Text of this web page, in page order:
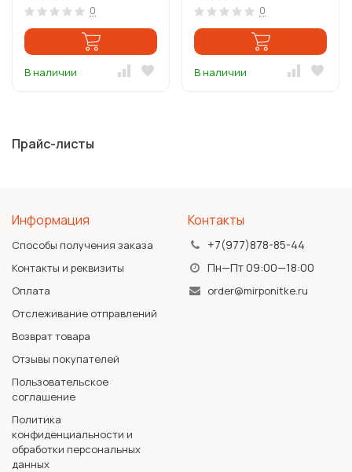
0
В наличии
0
В наличии
Прайс-листы
Информация
Способы получения заказа
Контакты и реквизиты
Оплата
Отслеживание отправлений
Возврат товара
Отзывы покупателей
Пользовательское
соглашение
Политика
конфиденциальности и
обработки персональных
данных
Контакты
+7(977)878-85-44
Пн—Пт 09:00—18:00
order@mirponitke.ru